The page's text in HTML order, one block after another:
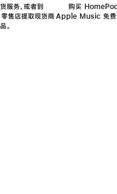
服务，或者到
售店提取现货商
品。
购买
Apple Music 免费